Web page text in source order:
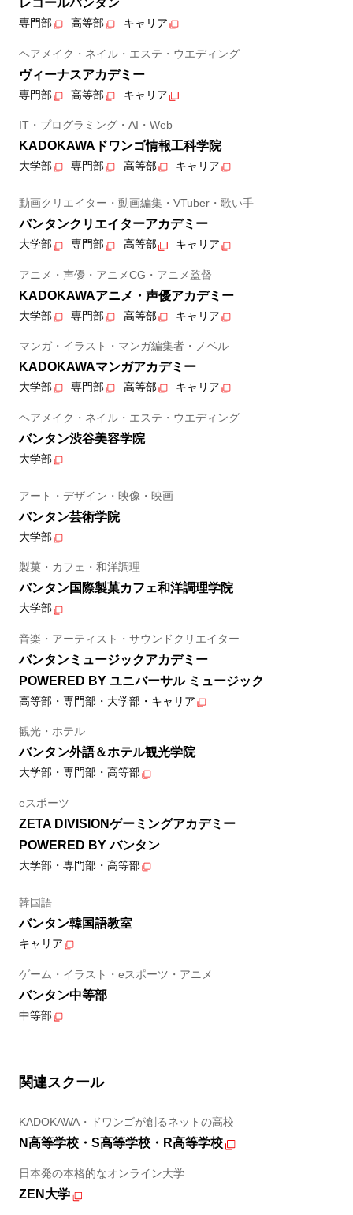
レコールバンタン
専門部 高等部 キャリア
ヘアメイク・ネイル・エステ・ウエディング
ヴィーナスアカデミー
専門部 高等部 キャリア
IT・プログラミング・AI・Web
KADOKAWAドワンゴ情報工科学院
大学部 専門部 高等部 キャリア
動画クリエイター・動画編集・VTuber・歌い手
バンタンクリエイターアカデミー
大学部 専門部 高等部 キャリア
アニメ・声優・アニメCG・アニメ監督
KADOKAWAアニメ・声優アカデミー
大学部 専門部 高等部 キャリア
マンガ・イラスト・マンガ編集者・ノベル
KADOKAWAマンガアカデミー
大学部 専門部 高等部 キャリア
ヘアメイク・ネイル・エステ・ウエディング
バンタン渋谷美容学院
大学部
アート・デザイン・映像・映画
バンタン芸術学院
大学部
製菓・カフェ・和洋調理
バンタン国際製菓カフェ和洋調理学院
大学部
音楽・アーティスト・サウンドクリエイター
バンタンミュージックアカデミー
POWERED BY ユニバーサル ミュージック
高等部・専門部・大学部・キャリア
観光・ホテル
バンタン外語＆ホテル観光学院
大学部・専門部・高等部
eスポーツ
ZETA DIVISIONゲーミングアカデミー
POWERED BY バンタン
大学部・専門部・高等部
韓国語
バンタン韓国語教室
キャリア
ゲーム・イラスト・eスポーツ・アニメ
バンタン中等部
中等部
関連スクール
KADOKAWA・ドワンゴが創るネットの高校
N高等学校・S高等学校・R高等学校
日本発の本格的なオンライン大学
ZEN大学